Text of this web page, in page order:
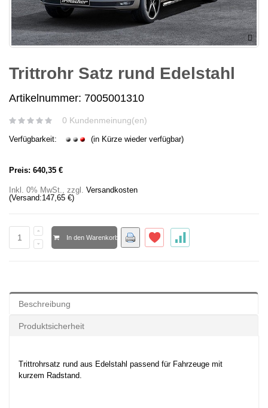
Trittrohr Satz rund Edelstahl
Artikelnummer: 7005001310
0 Kundenmeinung(en)
Verfügbarkeit: (in Kürze wieder verfügbar)
Preis: 640,35 €
Inkl. 0% MwSt., zzgl. Versandkosten
(Versand:147,65 €)
In den Warenkorb
Beschreibung
Produktsicherheit
Trittrohrsatz rund aus Edelstahl passend für Fahrzeuge mit
kurzem Radstand.